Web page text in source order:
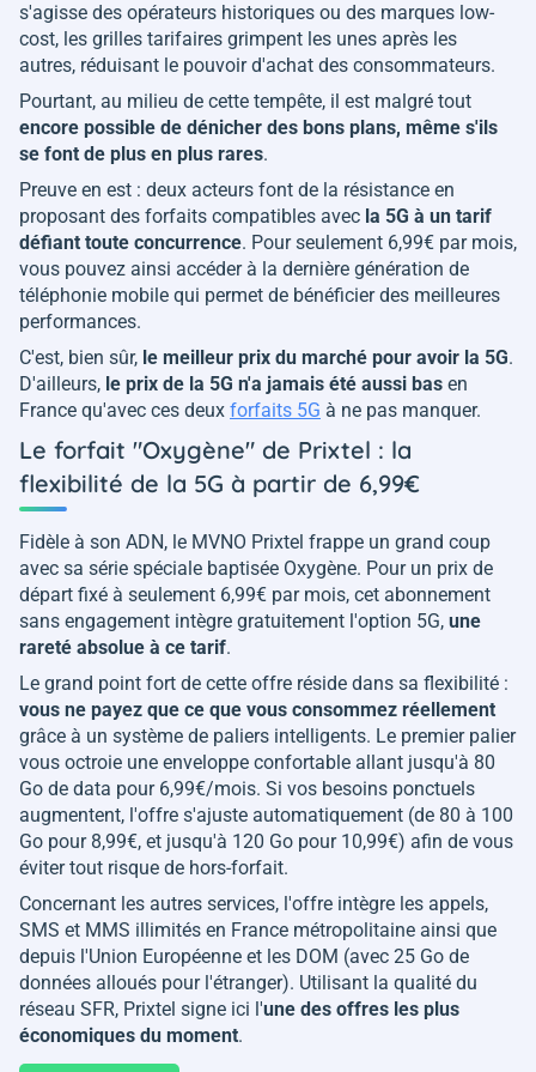
s'agisse des opérateurs historiques ou des marques low-
cost, les grilles tarifaires grimpent les unes après les
autres, réduisant le pouvoir d'achat des consommateurs.
Pourtant, au milieu de cette tempête, il est malgré tout
encore possible de dénicher des bons plans, même s'ils
se font de plus en plus rares.
Preuve en est : deux acteurs font de la résistance en
proposant des forfaits compatibles avec la 5G à un tarif
défiant toute concurrence. Pour seulement 6,99€ par mois,
vous pouvez ainsi accéder à la dernière génération de
téléphonie mobile qui permet de bénéficier des meilleures
performances.
C'est, bien sûr, le meilleur prix du marché pour avoir la 5G.
D'ailleurs, le prix de la 5G n'a jamais été aussi bas en
France qu'avec ces deux forfaits 5G à ne pas manquer.
Le forfait "Oxygène" de Prixtel : la
flexibilité de la 5G à partir de 6,99€
Fidèle à son ADN, le MVNO Prixtel frappe un grand coup
avec sa série spéciale baptisée Oxygène. Pour un prix de
départ fixé à seulement 6,99€ par mois, cet abonnement
sans engagement intègre gratuitement l'option 5G, une
rareté absolue à ce tarif.
Le grand point fort de cette offre réside dans sa flexibilité :
vous ne payez que ce que vous consommez réellement
grâce à un système de paliers intelligents. Le premier palier
vous octroie une enveloppe confortable allant jusqu'à 80
Go de data pour 6,99€/mois. Si vos besoins ponctuels
augmentent, l'offre s'ajuste automatiquement (de 80 à 100
Go pour 8,99€, et jusqu'à 120 Go pour 10,99€) afin de vous
éviter tout risque de hors-forfait.
Concernant les autres services, l'offre intègre les appels,
SMS et MMS illimités en France métropolitaine ainsi que
depuis l'Union Européenne et les DOM (avec 25 Go de
données alloués pour l'étranger). Utilisant la qualité du
réseau SFR, Prixtel signe ici l'une des offres les plus
économiques du moment.